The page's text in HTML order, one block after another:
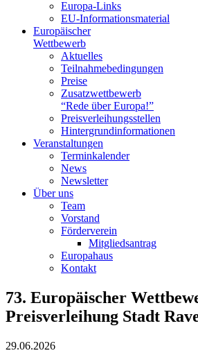
Europa-Links
EU-Informationsmaterial
Europäischer
Wettbewerb
Aktuelles
Teilnahme­bedingungen
Preise
Zusatzwettbewerb
“Rede über Europa!”
Preisverleihungsstellen
Hintergrundinformationen
Veranstaltungen
Terminkalender
News
Newsletter
Über uns
Team
Vorstand
Förderverein
Mitgliedsantrag
Europahaus
Kontakt
73. Europäischer
Preisverleihung Stadt
29.06.2026